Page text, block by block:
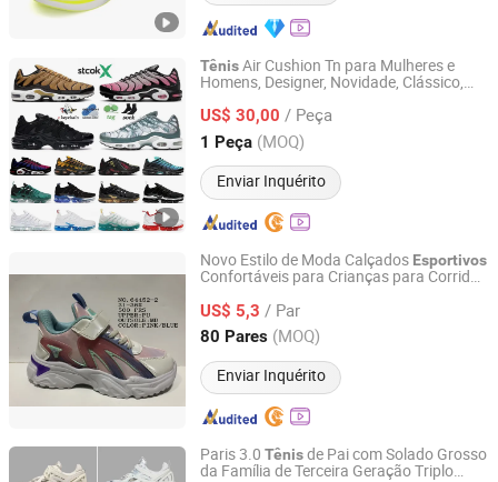
TênisAir Cushion Tn para Mulheres e
Homens, Designer, Novidade, Clássico,
US$ 30,00 / Peça
1 Peça (MOQ)
Enviar Inquérito
Putian Dafuqi E-Commerce Co., Ltd.
Fujian, China Desde 2025
Novo Estilo de Moda Calçados Esportivos
Confortáveis para Crianças para Corrida
US$ 5,3 / Par
80 Pares (MOQ)
Enviar Inquérito
Jinjing Shengruixin Import And Export Co., Ltd.
Fujian, China Desde 2017
Paris 3.0 Tênisde Pai com Solado Grosso
da Família de Terceira Geração Triplo